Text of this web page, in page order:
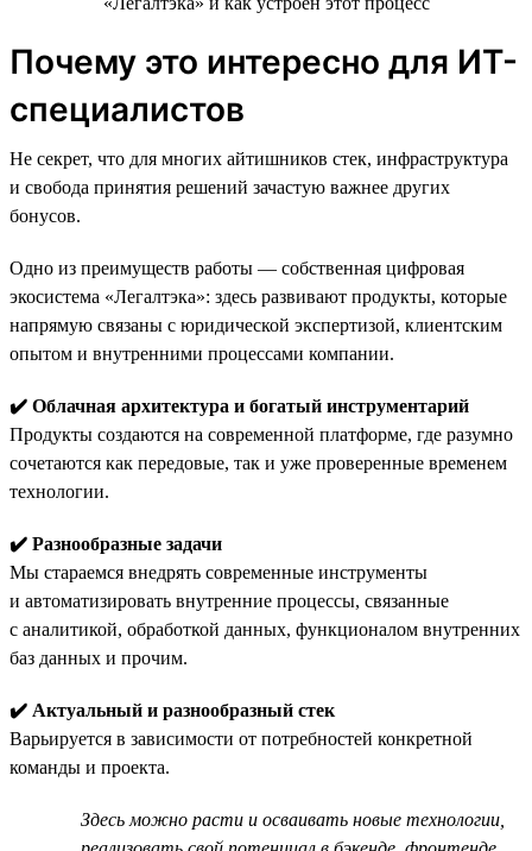
Почему это интересно для ИТ-
специалистов
Не секрет, что для многих айтишников стек, инфраструктура
и свобода принятия решений зачастую важнее других
бонусов.
Одно из преимуществ работы — собственная цифровая
экосистема «Легалтэка»: здесь развивают продукты, которые
напрямую связаны с юридической экспертизой, клиентским
опытом и внутренними процессами компании.
✔️ Облачная архитектура и богатый инструментарий
Продукты создаются на современной платформе, где разумно
сочетаются как передовые, так и уже проверенные временем
технологии.
✔️ Разнообразные задачи
Мы стараемся внедрять современные инструменты
и автоматизировать внутренние процессы, связанные
с аналитикой, обработкой данных, функционалом внутренних
баз данных и прочим.
✔️ Актуальный и разнообразный стек
Варьируется в зависимости от потребностей конкретной
команды и проекта.
Здесь можно расти и осваивать новые технологии,